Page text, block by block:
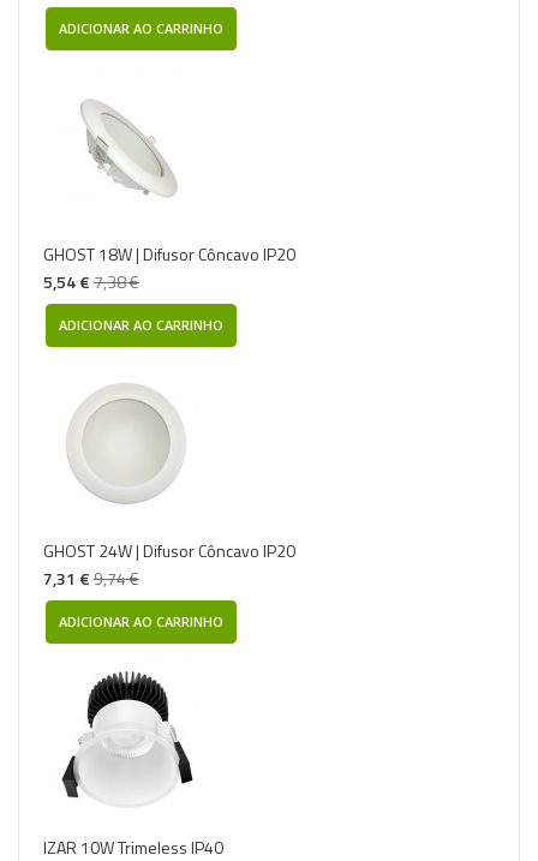
ADICIONAR AO CARRINHO
GHOST 18W | Difusor Côncavo IP20
5,54 €7,38 €
ADICIONAR AO CARRINHO
GHOST 24W | Difusor Côncavo IP20
7,31 €9,74 €
ADICIONAR AO CARRINHO
IZAR 10W Trimeless IP40